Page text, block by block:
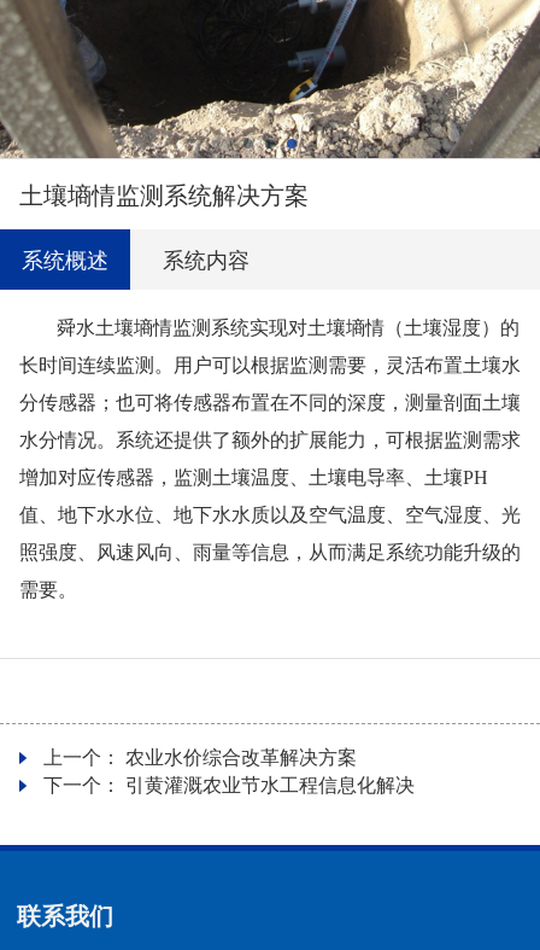
土壤墒情监测系统解决方案
系统概述 系统内容
舜水土壤墒情监测系统实现对土壤墒情（土壤湿度）的
长时间连续监测。用户可以根据监测需要，灵活布置土壤水
分传感器；也可将传感器布置在不同的深度，测量剖面土壤
水分情况。系统还提供了额外的扩展能力，可根据监测需求
增加对应传感器，监测土壤温度、土壤电导率、土壤PH
值、地下水水位、地下水水质以及空气温度、空气湿度、光
照强度、风速风向、雨量等信息，从而满足系统功能升级的
需要。
上一个： 农业水价综合改革解决方案
下一个： 引黄灌溉农业节水工程信息化解决
联系我们